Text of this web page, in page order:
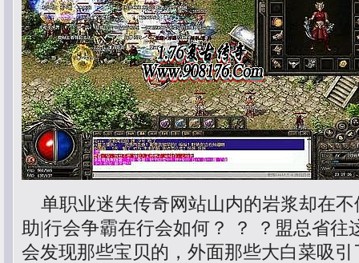
单职业迷失传奇网站山内的岩浆却在不
助|行会争霸在行会如何？ ？ ？盟总省往
会发现那些宝贝的，外面那些大白菜吸